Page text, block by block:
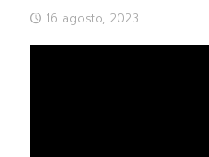
16 agosto, 2023